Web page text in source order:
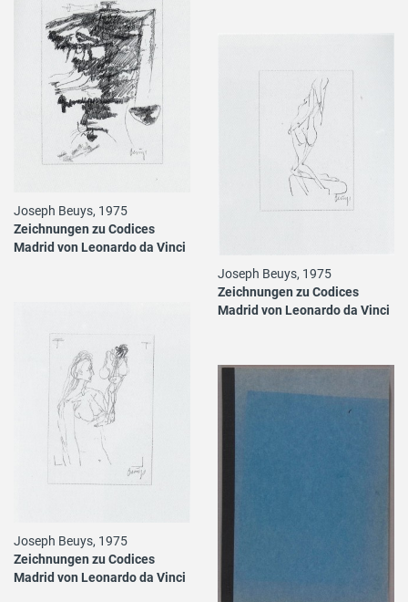
Joseph Beuys, 1975
Zeichnungen zu Codices
Madrid von Leonardo da Vinci
Joseph Beuys, 1975
Zeichnungen zu Codices
Madrid von Leonardo da Vinci
Joseph Beuys, 1975
Zeichnungen zu Codices
Madrid von Leonardo da Vinci